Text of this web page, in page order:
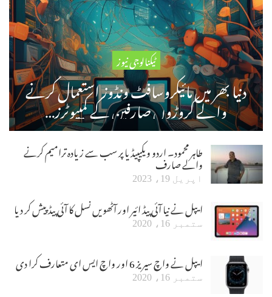
ٹیکنالوجی نیوز
دنیا بھر میں مائیکروسافٹ ونڈوز استعمال کرنے
والے کروڑوں صارفین کے کمپیوٹرز…
طاہر محمود۔ اردو ویکیپیڈیا پر سب سے زیادہ ترامیم کرنے
والے صارف
اپریل 19، 2023
ایپل نے نیا آئی پیڈ ائیر اور آٹھویں نسل کا آئی پیڈ پیش کر دیا
ستمبر 16، 2020
ایپل نے واچ سیریز 6 اور واچ ایس ای متعارف کرا دی
ستمبر 16، 2020